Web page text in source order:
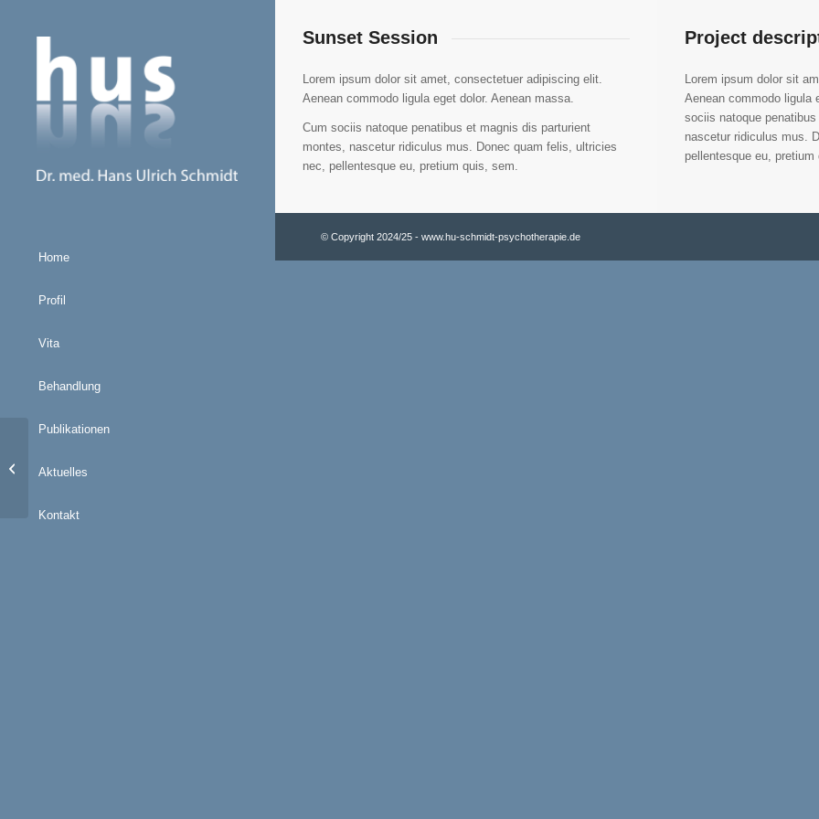
Home
Profil
Vita
Behandlung
Publikationen
Aktuelles
Kontakt
Sunset Session
Lorem ipsum dolor sit amet, consectetuer adipiscing elit.
Aenean commodo ligula eget dolor. Aenean massa.
Cum sociis natoque penatibus et magnis dis parturient
montes, nascetur ridiculus mus. Donec quam felis, ultricies
nec, pellentesque eu, pretium quis, sem.
Project
Lorem ipsum dolor sit
Aenean commodo ligula
sociis natoque
nascetur ridiculus mus.
pellentesque eu,
© Copyright 2024/25 - www.hu-schmidt-psychotherapie.de
Model Shots